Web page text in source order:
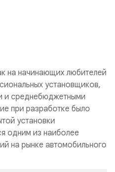
на начинающих любителей
установщиков,
и среднебюджетными
при разработке было
установки
одним из наиболее
на рынке автомобильного